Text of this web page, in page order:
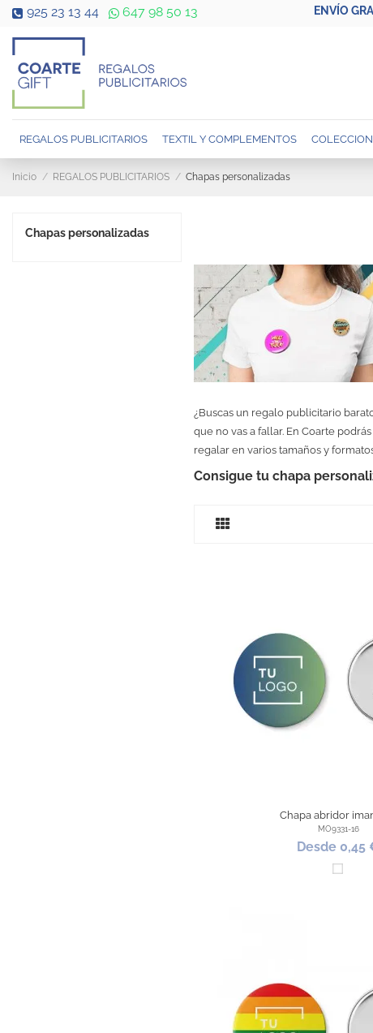
925 23 13 44 647 98 50 13 ENVÍO
REGALOS PUBLICITARIOS TEXTIL Y COMPLEMENTOS
Inicio REGALOS PUBLICITARIOS Chapas personalizadas
¿Buscas un regalo publicitario
que no vas a fallar. En Coarte podrás
regalar en varios tamaños y
Consigue tu chapa
Chapa abridor
MO9331-16
Desde 0,45
Blanco
Chapas personalizadas